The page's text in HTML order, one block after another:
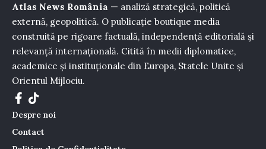
Atlas News România — analiză strategică, politică
externă, geopolitică. O publicație boutique media
construită pe rigoare factuală, independență editorială și
relevanță internațională. Citită în medii diplomatice,
academice și instituționale din Europa, Statele Unite și
Orientul Mijlociu.
Despre noi
Contact